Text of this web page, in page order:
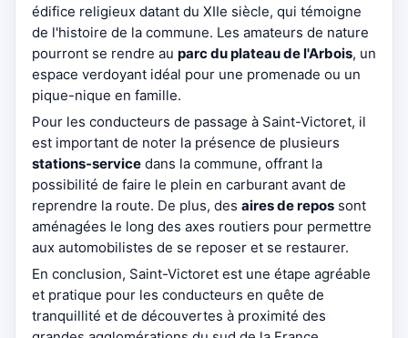
édifice religieux datant du XIIe siècle, qui témoigne
de l'histoire de la commune. Les amateurs de nature
pourront se rendre au parc du plateau de l'Arbois, un
espace verdoyant idéal pour une promenade ou un
pique-nique en famille.
Pour les conducteurs de passage à Saint-Victoret, il
est important de noter la présence de plusieurs
stations-service dans la commune, offrant la
possibilité de faire le plein en carburant avant de
reprendre la route. De plus, des aires de repos sont
aménagées le long des axes routiers pour permettre
aux automobilistes de se reposer et se restaurer.
En conclusion, Saint-Victoret est une étape agréable
et pratique pour les conducteurs en quête de
tranquillité et de découvertes à proximité des